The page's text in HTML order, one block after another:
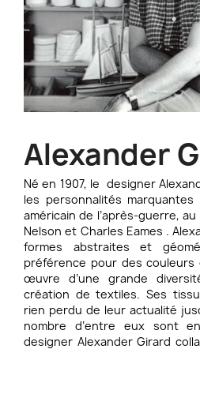
Alexander
Né en 1907, le designer
les personnalités
américain de l’après-guerre,
Nelson et Charles Eames .
formes abstraites et
préférence pour des couleurs
œuvre d’une grande
création de textiles. Ses
rien perdu de leur actualité
nombre d’entre eux sont
designer Alexander Girard